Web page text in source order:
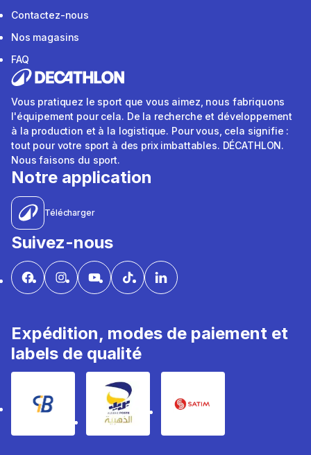
Contactez-nous
Nos magasins
FAQ
Vous pratiquez le sport que vous aimez, nous fabriquons
l'équipement pour cela. De la recherche et développement
à la production et à la logistique. Pour vous, cela signifie :
tout pour votre sport à des prix imbattables. DÉCATHLON.
Nous faisons du sport.
Notre application
Télécharger
Suivez-nous
Expédition, modes de paiement et
labels de qualité